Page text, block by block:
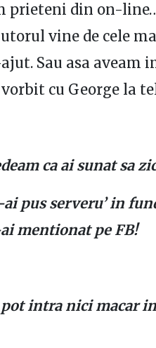
prieteni din on-
vine de cele
Sau asa aveam
cu George la
ca ai sunat sa
pus serveru’ in
mentionat pe FB!
pot intra nici macar